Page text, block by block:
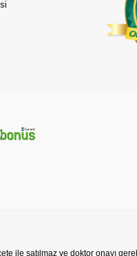
ile satılmaz ve doktor onayı